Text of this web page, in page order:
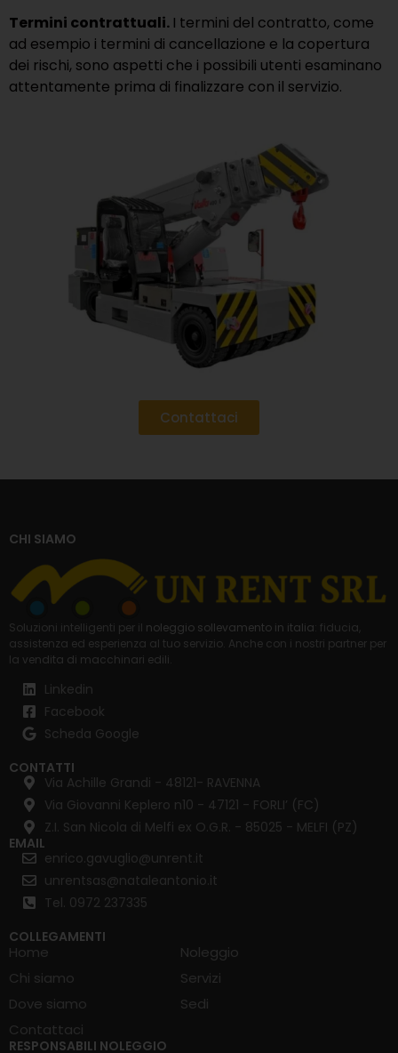
Termini contrattuali. I termini del contratto, come
ad esempio i termini di cancellazione e la copertura
dei rischi, sono aspetti che i possibili utenti esaminano
attentamente prima di finalizzare con il servizio.
Contattaci
CHI SIAMO
Soluzioni intelligenti per il noleggio sollevamento in italia : fiducia,
assistenza ed esperienza al tuo servizio. Anche con i nostri partner per
la vendita di macchinari edili
Linkedin
Facebook
Scheda Google
CONTATTI
Via Achille Grandi - 48121- RAVENNA
Via Giovanni Keplero n10 - 47121 - FORLI’ (FC)
Z.I. San Nicola di Melfi ex O.G.R. - 85025 - MELFI (PZ)
EMAIL
enrico.gavuglio@unrent.it
unrentsas@nataleantonio.it
Tel. 0972 237335
COLLEGAMENTI
Home
Chi siamo
Dove siamo
Contattaci
Noleggio
Servizi
Sedi
RESPONSABILI NOLEGGIO